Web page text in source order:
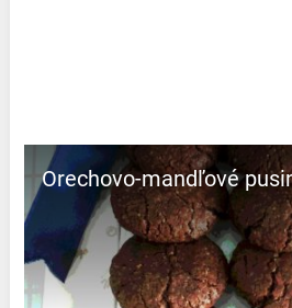
Orechovo-mandľové